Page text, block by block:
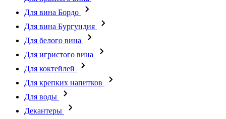
Для вина Бордо
Для вина Бургундия
Для белого вина
Для игристого вина
Для коктейлей
Для крепких напитков
Для воды
Декантеры